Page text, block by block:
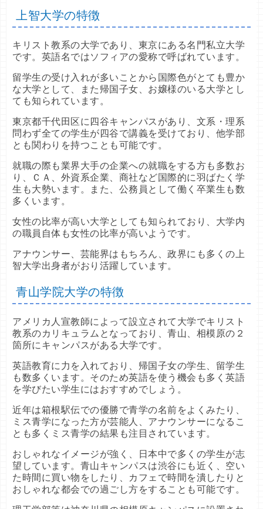
文－文芸・思想
文－文芸・思想
６科目型（共テ
利用）
８
３%
史
利用）
７%
史
教育
３科目型（共テ
利用）
８
８%
教育
６科目型（共テ
利用）
８
２%
キリスト教
６２
キリスト教
文－英米文学
６２
文－ドイツ文学
６２
文－フランス文
６２
文－フランス文
学
文学部日程 ６２
文－日本文学
６４
文－日本文学
文学部日程
６４
文－文芸・思想
文－文芸・思想
文学部日程
６４
史
史
文学部日程
６４
教育
６２
教育
文学部日程 ６２
経営
利用）
２%
経営
６科目型（共テ
利用）
８
７%
国際経営
３科目型（共テ
利用）
９
２%
６科目型（共テ
利用）
５%
経営
６７
数学
利用）
１%
数学
６科目型（共テ
利用）
７
９%
物理
４科目型（共テ
利用）
８
５%
６科目型（共テ
利用）
１%
化学
４科目型（共テ
利用）
８
化学
６科目型（共テ
利用）
８
２%
生命理学
４科目型（共テ
８
生命理学
６科目型（共テ
利用）
８
１%
数学
５９
化学
社会
利用）
９%
社会
６科目型（共テ
利用）
８
５%
現代文化
３科目型（共テ
利用）
８
９%
６科目型（共テ
利用）
２%
メディア社会
３科目型（共テ
利用）
９
メディア社会
６科目型（共テ
利用）
７
９%
社会
６７
現代文化
６４
メディア社会
法
利用）
７%
法
６科目型（共テ
利用）
８
１%
国際ビジネス法
３科目型（共テ
利用）
８
７%
６科目型（共テ
利用）
９%
政治
３科目型（共テ
利用）
８
政治
６科目型（共テ
利用）
８
１%
法
６２
国際ビジネス法
６２
政治
観光
利用）
９%
観光
６科目型（共テ
利用）
８
２%
交流文化
３科目型（共テ
利用）
８
７%
６科目型（共テ
利用）
１%
観光
６２
コミュニティ政
策
利用）
６%
コミュニティ政
策
６科目型（共テ
利用）
７
８%
福祉
３科目型（共テ
利用）
８
５%
６科目型（共テ
利用）
０%
スポーツウエル
ネス
３科目型（共テ
利用）
８
スポーツウエル
ネス
６科目型（共テ
利用）
７
７%
コミュニティ政
策
福祉
５９
ネス
５９
心理
利用）
０%
心理
６科目型（共テ
利用）
８
４%
映像身体
３科目型（共テ
利用）
８
６%
６科目型（共テ
利用）
９%
心理
６７
上智大学の特徴
キリスト教系の大学であり、東京にある名門私立大学
です。英語名ではソフィアの愛称で呼ばれています。
留学生の受け入れが多いことから国際色がとても豊か
な大学として、また帰国子女、お嬢様のいる大学とし
ても知られています。
東京都千代田区に四谷キャンパスがあり、文系・理系
問わず全ての学生が四谷で講義を受けており、他学部
とも関わりを持つことも可能です。
就職の際も業界大手の企業への就職をする方も多数お
り、ＣＡ、外資系企業、商社など国際的に羽ばたく学
生も大勢います。また、公務員として働く卒業生も数
多くいます。
女性の比率が高い大学としても知られており、大学内
の職員自体も女性の比率が高いようです。
アナウンサー、芸能界はもちろん、政界にも多くの上
智大学出身者がおり活躍しています。
青山学院大学の特徴
アメリカ人宣教師によって設立されて大学でキリスト
教系のカリキュラムとなっており、青山、相模原の２
箇所にキャンパスがある大学です。
英語教育に力を入れており、帰国子女の学生、留学生
も数多くいます。そのため英語を使う機会も多く英語
を学びたい学生にはおすすめでしょう。
近年は箱根駅伝での優勝で青学の名前をよくみたり、
ミス青学になった方が芸能人、アナウンサーになるこ
とも多くミス青学の結果も注目されています。
おしゃれなイメージが強く、日本中で多くの学生が志
望しています。青山キャンパスは渋谷にも近く、空い
た時間に買い物をしたり、カフェで時間を潰したりと
おしゃれな都会での過ごし方をすることも可能です。